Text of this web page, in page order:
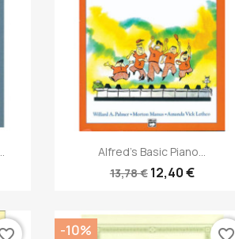
Anteprima
Alfred's Basic Piano...
13,78 € 12,40 €
-10% favorite_border